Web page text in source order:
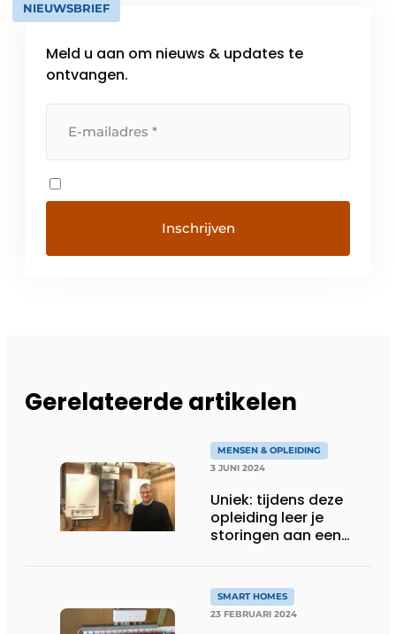
NIEUWSBRIEF
Meld u aan om nieuws & updates te
ontvangen.
Gerelateerde artikelen
MENSEN & OPLEIDING
3 JUNI 2024
Uniek: tijdens deze
opleiding leer je
storingen aan een
SMART HOMES
23 FEBRUARI 2024